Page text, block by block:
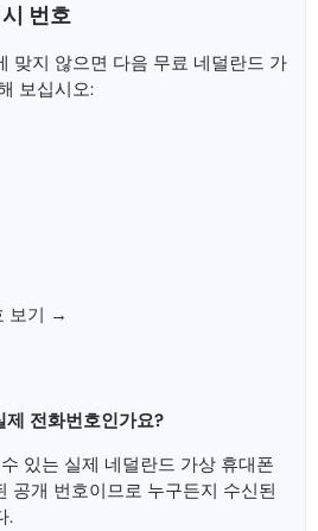
번호
맞지 않으면 다음 무료 네덜란드 가
보십시오:
보기 →
전화번호인가요?
있는 실제 네덜란드 가상 휴대폰
공개 번호이므로 누구든지 수신된
.